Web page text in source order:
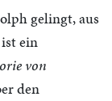
gelingt, aus
ein
von
den